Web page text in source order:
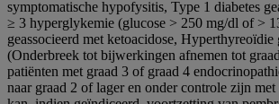
symptomatische hypofysitis, Type 1 diabetes
≥ 3 hyperglykemie (glucose > 250 mg/dl of >
geassocieerd met ketoacidose, Hyperthyreoïdie
(Onderbreek tot bijwerkingen afnemen tot
patiënten met graad 3 of graad 4
naar graad 2 of lager en onder controle zijn